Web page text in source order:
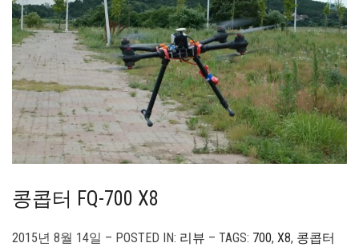
콩콥터 FQ-700 X8
2015년 8월 14일 – POSTED IN: 리뷰 – TAGS: 700, X8, 콩콥터